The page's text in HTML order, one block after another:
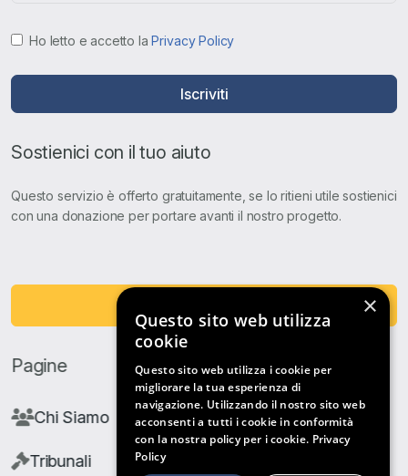
Ho letto e accetto laPrivacy Policy
Iscriviti
Sostienici con il tuo aiuto
Questo servizio è offerto gratuitamente, se lo ritieni utile sostienici
con una donazione per portare avanti il nostro progetto.
Pagine
Chi Siamo
Tribunali
×
Questo sito web utilizza
cookie
Questo sito web utilizza i cookie per
migliorare la tua esperienza di
navigazione. Utilizzando il nostro sito web
acconsenti a tutti i cookie in conformità
con la nostra policy per i cookie. Privacy
Policy